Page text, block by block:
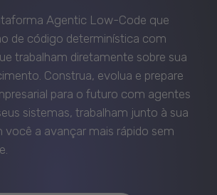
Agentic Low-Code que
de código determinística com
trabalham diretamente sobre sua
Construa, evolua e prepare
para o futuro com agentes
sistemas, trabalham junto à sua
você a avançar mais rápido sem